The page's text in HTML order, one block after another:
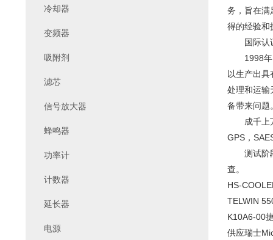
务，旨在满
得的经验和
国际认证
1998年，
以生产出具
处理和运输
备带来问题
成千上万
GPS，
测试阶段
查。
HS-
TELWIN
K10A6-00
供应瑞士
冷却器
变频器
吸附剂
滤芯
信号放大器
蜂鸣器
功率计
计数器
延长器
电源